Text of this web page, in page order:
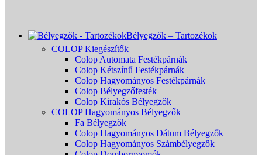
Bélyegzők – Tartozékok
COLOP Kiegészítők
Colop Automata Festékpárnák
Colop Kétszínű Festékpárnák
Colop Hagyományos Festékpárnák
Colop Bélyegzőfesték
Colop Kirakós Bélyegzők
COLOP Hagyományos Bélyegzők
Fa Bélyegzők
Colop Hagyományos Dátum Bélyegzők
Colop Hagyományos Számbélyegzők